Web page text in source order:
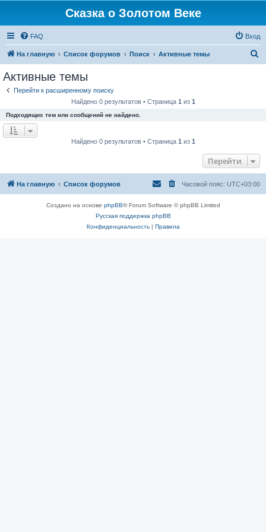
Сказка о Золотом Веке
FAQ Вход
На главную Список форумов Поиск Активные темы
Активные темы
Перейти к расширенному поиску
Найдено 0 результатов • Страница 1 из 1
Подходящих тем или сообщений не найдено.
Найдено 0 результатов • Страница 1 из 1
Перейти
На главную Список форумов Часовой пояс: UTC+03:00
Создано на основе phpBB® Forum Software © phpBB Limited
Русская поддержка phpBB
Конфиденциальность| Правила